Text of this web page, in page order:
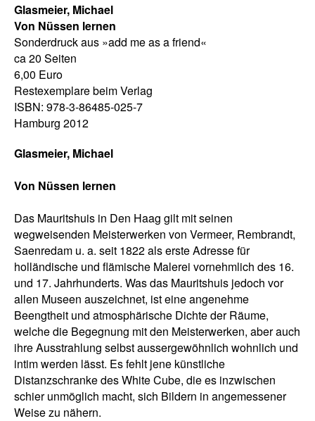
Glasmeier, Michael
Von Nüssen lernen
Das Mauritshuis in Den Haag gilt mit seinen
wegweisenden Meisterwerken von Vermeer, Rembrandt,
Saenredam u. a. seit 1822 als erste Adresse für
holländische und flämische Malerei vornehmlich des 16.
und 17. Jahrhunderts. Was das Mauritshuis jedoch vor
allen Museen auszeichnet, ist eine angenehme
Beengtheit und atmosphärische Dichte der Räume,
welche die Begegnung mit den Meisterwerken, aber auch
ihre Ausstrahlung selbst aussergewöhnlich wohnlich und
intim werden lässt. Es fehlt jene künstliche
Distanzschranke des White Cube, die es inzwischen
schier unmöglich macht, sich Bildern in angemessener
Weise zu nähern.
Glasmeier, Michael
Von Nüssen lernen
Sonderdruck aus »add me as a friend«
ca 20 Seiten
6,00 Euro
Restexemplare beim Verlag
ISBN: 978-3-86485-025-7
Hamburg 2012